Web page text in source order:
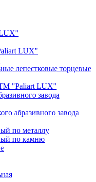
LUX"
лепестковые торцевые
"Paliart LUX"
завода
абразивного завода
по металлу
по камню